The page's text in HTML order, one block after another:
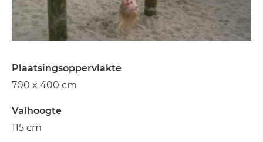
Plaatsingsoppervlakte
700 x 400 cm
Valhoogte
115 cm